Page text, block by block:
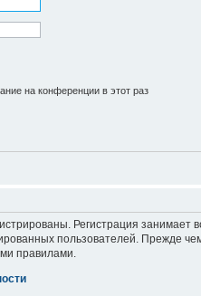
на конференции в этот раз
Регистрация занимает
пользователей. Прежде
правилами.